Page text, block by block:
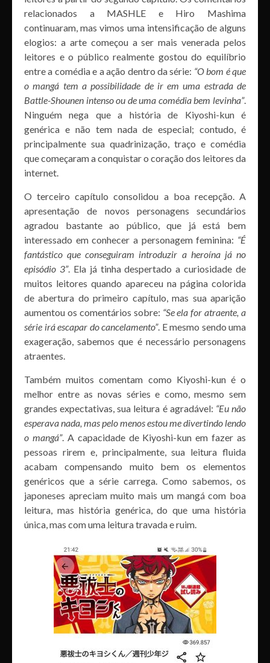
relacionados a MASHLE e Hiro Mashima
continuaram, mas vimos uma intensificação de alguns
elogios: a arte começou a ser mais venerada pelos
leitores e o público realmente gostou do equilíbrio
entre a comédia e a ação dentro da série: “O bom é que
o mangá tem a possibilidade de ir em uma estrada de
Battle-Shounen intenso ou de uma comédia bem levinha”.
Ninguém nega que a história de Kiyoshi-kun é
genérica e não tem nada de especial; contudo, é
principalmente sua quadrinização, traço e comédia
que começaram a conquistar o coração dos leitores da
internet.
O terceiro capítulo consolidou a boa recepção. A
apresentação de novos personagens secundários
agradou bastante ao público, que já está bem
interessado em conhecer a personagem feminina: “É
fantástico que conseguiram introduzir a heroína já no
episódio 3”. Ela já tinha despertado a curiosidade de
muitos leitores quando apareceu na página colorida
de abertura do primeiro capítulo, mas sua aparição
aumentou os comentários sobre: “Se ela for atraente, a
série irá escapar do cancelamento”. E mesmo sendo uma
exageração, sabemos que é necessário personagens
atraentes.
Também muitos comentam como Kiyoshi-kun é o
melhor entre as novas séries e como, mesmo sem
grandes expectativas, sua leitura é agradável: “Eu não
esperava nada, mas pelo menos estou me divertindo lendo
o mangá”. A capacidade de Kiyoshi-kun em fazer as
pessoas rirem e, principalmente, sua leitura fluida
acabam compensando muito bem os elementos
genéricos que a série carrega. Como sabemos, os
japoneses apreciam muito mais um mangá com boa
leitura, mas história genérica, do que uma história
única, mas com uma leitura travada e ruim.